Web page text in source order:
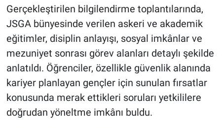
Gerçekleştirilen bilgilendirme toplantılarında,
JSGA bünyesinde verilen askeri ve akademik
eğitimler, disiplin anlayışı, sosyal imkânlar ve
mezuniyet sonrası görev alanları detaylı şekilde
anlatıldı. Öğrenciler, özellikle güvenlik alanında
kariyer planlayan gençler için sunulan fırsatlar
konusunda merak ettikleri soruları yetkililere
doğrudan yöneltme imkânı buldu.